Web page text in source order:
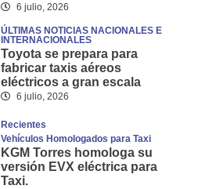
6 julio, 2026
ÚLTIMAS NOTICIAS NACIONALES E
INTERNACIONALES
Toyota se prepara para
fabricar taxis aéreos
eléctricos a gran escala
6 julio, 2026
Recientes
Vehículos Homologados para Taxi
KGM Torres homologa su
versión EVX eléctrica para
Taxi.